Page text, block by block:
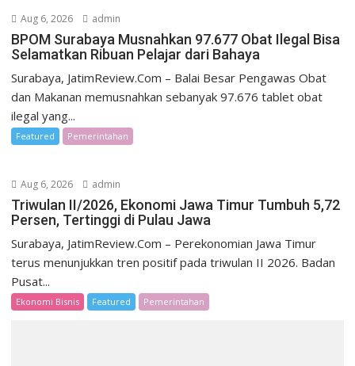
Aug 6, 2026 admin
BPOM Surabaya Musnahkan 97.677 Obat Ilegal Bisa
Selamatkan Ribuan Pelajar dari Bahaya
Surabaya, JatimReview.Com – Balai Besar Pengawas Obat
dan Makanan memusnahkan sebanyak 97.676 tablet obat
ilegal yang...
Featured Pemerintahan
Aug 6, 2026 admin
Triwulan II/2026, Ekonomi Jawa Timur Tumbuh 5,72
Persen, Tertinggi di Pulau Jawa
Surabaya, JatimReview.Com – Perekonomian Jawa Timur
terus menunjukkan tren positif pada triwulan II 2026. Badan
Pusat...
Ekonomi Bisnis Featured Pemerintahan